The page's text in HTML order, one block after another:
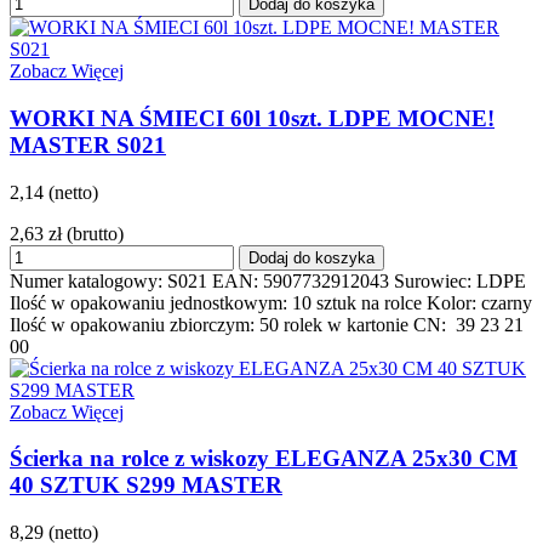
Dodaj do koszyka
Zobacz Więcej
WORKI NA ŚMIECI 60l 10szt. LDPE MOCNE!
MASTER S021
2,14 (netto)
2,63 zł (brutto)
Dodaj do koszyka
Numer katalogowy: S021 EAN: 5907732912043 Surowiec: LDPE
Ilość w opakowaniu jednostkowym: 10 sztuk na rolce Kolor: czarny
Ilość w opakowaniu zbiorczym: 50 rolek w kartonie CN: 39 23 21
00
Zobacz Więcej
Ścierka na rolce z wiskozy ELEGANZA 25x30 CM
40 SZTUK S299 MASTER
8,29 (netto)